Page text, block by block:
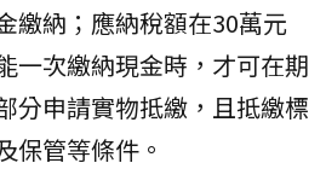
繳納；應納稅額在30萬元
一次繳納現金時，才可在期
分申請實物抵繳，且抵繳標
保管等條件。